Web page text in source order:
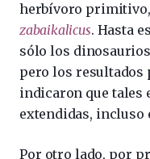
herbívoro
zabaikalicus. Hasta
sólo los
pero los resultados
indicaron que tales
extendidas,
Por otro lado, por